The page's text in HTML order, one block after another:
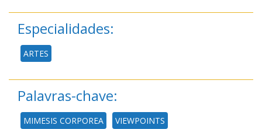
Especialidades:
ARTES
Palavras-chave:
MIMESIS CORPOREA VIEWPOINTS